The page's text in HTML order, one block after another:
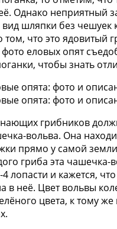
Однако неприятный
шляпки без чешуек
том, что это ядовитый
еловых опят
чтобы знать
грибников
вольва. Она
прямо у самой
гриба эта чашечка-
лопасти и кажется,
в неё. Цвет вольвы
цвета, к тому